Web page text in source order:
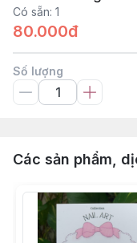
Có sẵn: 1
80.000đ
Số lượng
Các sản phẩm,